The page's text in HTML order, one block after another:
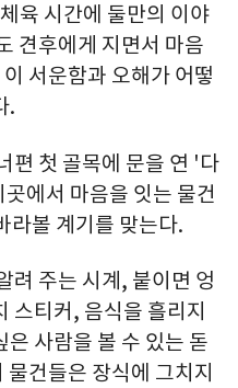
육 시간에 둘만의 이야
견후에게 지면서 마음
서운함과 오해가 어떻
.
편 첫 골목에 문을 연 '다
에서 마음을 잇는 물건
라볼 계기를 맞는다.
려 주는 시계, 붙이면 엉
스티커, 음식을 흘리지
사람을 볼 수 있는 돋
건들은 장식에 그치지